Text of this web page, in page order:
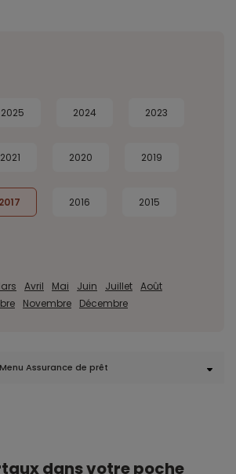
2025 2024 2023
2021 2020 2019
2017 2016 2015
Avril Mai Juin Juillet Août
Novembre Décembre
Menu Assurance de prêt
dans votre poche